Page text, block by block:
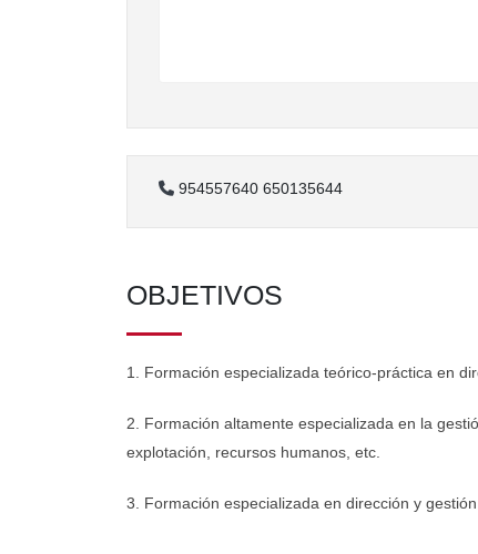
954557640 650135644
OBJETIVOS
1. Formación especializada teórico-práctica en
2. Formación altamente especializada en la
explotación, recursos humanos, etc.
3. Formación especializada en dirección y